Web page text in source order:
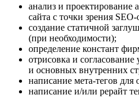
анализ и проектирование
сайта с точки зрения
создание статичной
(при необходимости);
определение констант
отрисовка и
и основных внутренних
написание мета-тегов
написание и/или рерайт